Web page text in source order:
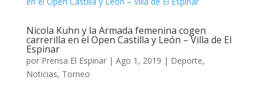
Nicola Kuhn y la Armada femenina cogen
carrerilla en el Open Castilla y León – Villa de El
Espinar
por Prensa El Espinar| Ago 1, 2019 | Deporte,
Noticias, Torneo